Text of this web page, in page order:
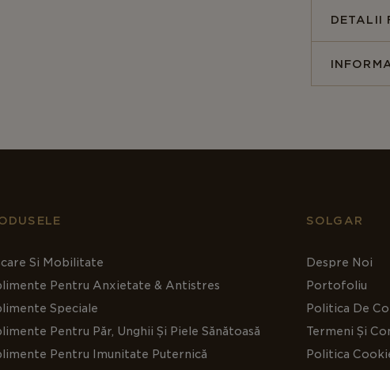
Notificare:
DETALII
Si Mobilitate
Pentru Anxietate & Antistres
Speciale
Pentru Păr, Unghii Și Piele Sănătoasă
Pentru Imunitate Puternică
SOLGAR
Despre Noi
Portofoliu
Politica De
Termeni Și
Politica